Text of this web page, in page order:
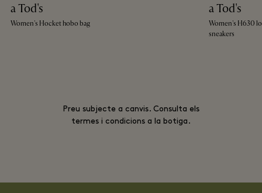
a Tod's
Women's Hocket hobo bag
a Tod's
Women's H630
sneakers
Preu subjecte a canvis. Consulta els
termes i condicions a la botiga.